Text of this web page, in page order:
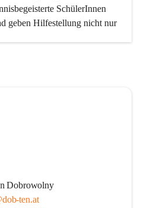
SchülerInnen
geben Hilfestellung nicht nur
von sehr vielen
Dobrowolny
ten.at